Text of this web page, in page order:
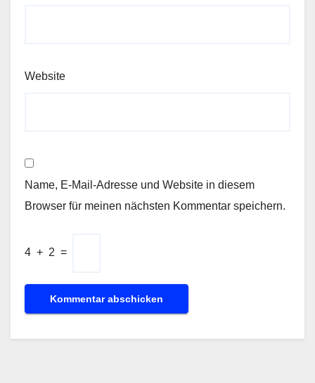
Website
Name, E-Mail-Adresse und Website in diesem
Browser für meinen nächsten Kommentar speichern.
4 + 2 =